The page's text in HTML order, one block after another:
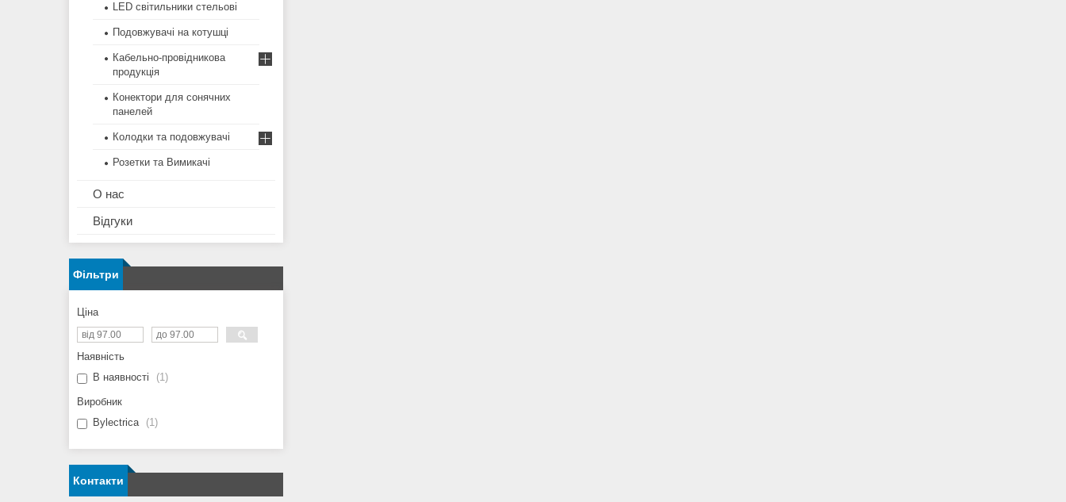
LED світильники стельові
Подовжувачі на котушці
Кабельно-провідникова
продукція
Конектори для сонячних
панелей
Колодки та подовжувачі
Розетки та Вимикачі
О нас
Відгуки
Фільтри
Ціна
Наявність
В наявності
1
Виробник
Bylectrica
1
Контакти